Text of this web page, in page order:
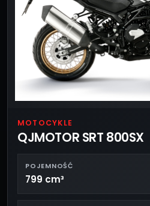
MOTOCYKLE
QJMOTOR SRT 800SX
POJEMNOŚĆ
799 cm³